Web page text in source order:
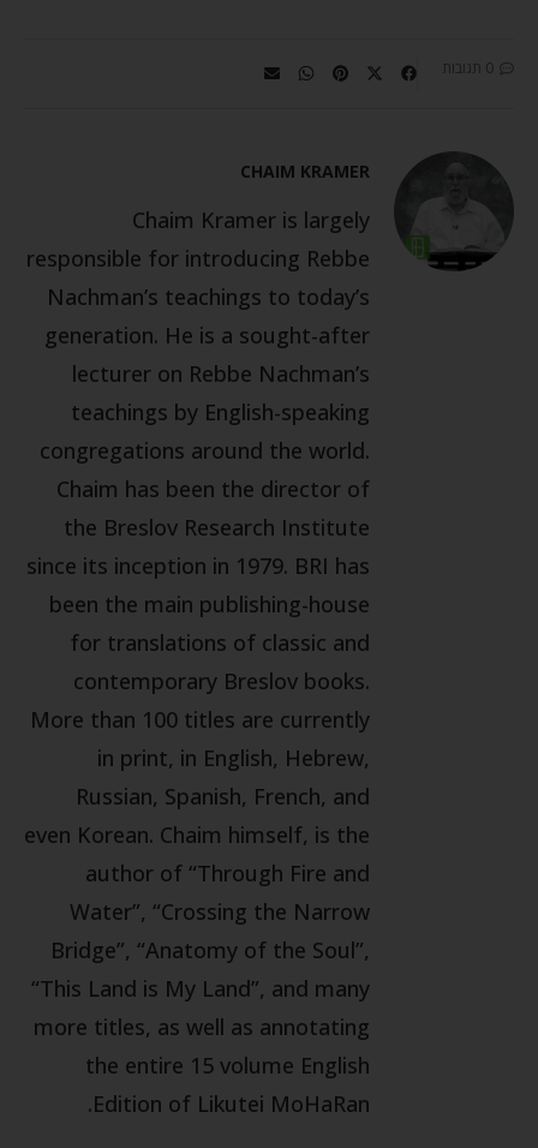
0 תגובות
CHAIM KRAMER
Chaim Kramer is largely
responsible for introducing Rebbe
Nachman’s teachings to today’s
generation. He is a sought-after
lecturer on Rebbe Nachman’s
teachings by English-speaking
congregations around the world.
Chaim has been the director of
the Breslov Research Institute
since its inception in 1979. BRI has
been the main publishing-house
for translations of classic and
contemporary Breslov books.
More than 100 titles are currently
in print, in English, Hebrew,
Russian, Spanish, French, and
even Korean. Chaim himself, is the
author of “Through Fire and
Water”, “Crossing the Narrow
Bridge”, “Anatomy of the Soul”,
“This Land is My Land”, and many
more titles, as well as annotating
the entire 15 volume English
Edition of Likutei MoHaRan.